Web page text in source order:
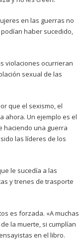
en las guerras no
haber sucedido,
violaciones ocurrieran
sexual de las
que el sexismo, el
ahora. Un ejemplo es el
haciendo una guerra
las líderes de los
le sucedía a las
y trenes de trasporte
es forzada. «A muchas
la muerte, si cumplían
en el libro.